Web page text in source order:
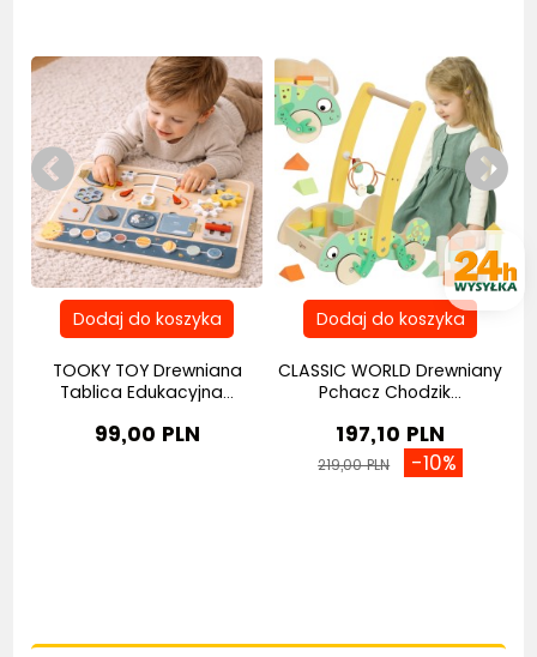
TOOKY TOY Drewniana
Tablica Edukacyjna...
99,00 PLN
CLASSIC WORLD Drewniany
Pchacz Chodzik...
197,10 PLN
219,00 PLN -10%